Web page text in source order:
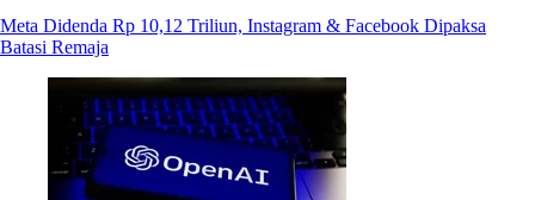
Meta Didenda Rp 10,12 Triliun, Instagram & Facebook Dipaksa
Batasi Remaja